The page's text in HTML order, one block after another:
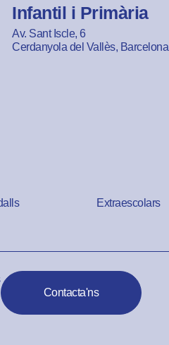
Infantil i Primària
Av. Sant Iscle, 6
Cerdanyola del Vallès, Barcelona
Extraescolars
Contacta'ns